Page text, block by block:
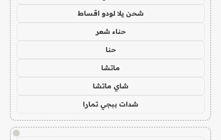
شحن يلا لودو اقساط
حناء شعر
حنا
ماتشا
شاي ماتشا
شدات ببجي تمارا
!